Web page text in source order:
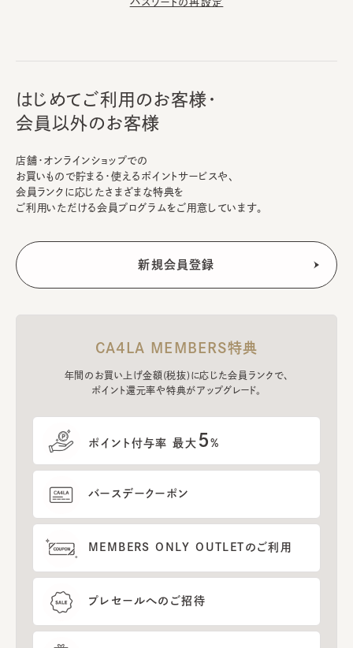
はじめてご利用のお客様・
会員以外のお客様
店舗・オンラインショップでの
お買いもので貯まる・使えるポイントサービスや、
会員ランクに応じたさまざまな特典を
ご利用いただける会員プログラムをご用意しています。
CA4LA MEMBERS特典
年間のお買い上げ金額(税抜)に応じた会員ランクで、
ポイント還元率や特典がアップグレード。
ポイント付与率 最大 5%
バースデークーポン
MEMBERS ONLY OUTLETのご利用
プレセールへのご招待